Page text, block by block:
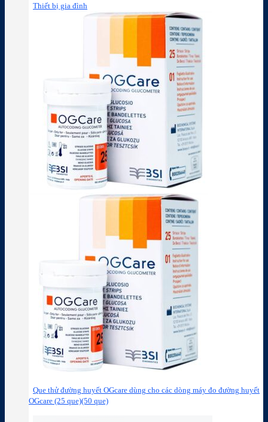
Thiết bị gia đình
Que thử đường huyết OGcare dùng cho các dòng máy đo đường huyết
OGcare (25 que)(50 que)